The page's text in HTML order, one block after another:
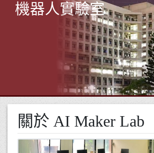
機器人實驗室
關於 AI Maker Lab